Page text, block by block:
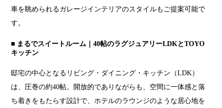
車を眺められるガレージインテリアのスタイルもご提案可能で
す。
■ まるでスイートルーム｜40帖のラグジュアリーLDKとTOYO
キッチン
邸宅の中心となるリビング・ダイニング・キッチン（LDK）
は、圧巻の約40帖。開放的でありながらも、空間に一体感と落
ち着きをもたらす設計で、ホテルのラウンジのような居心地を